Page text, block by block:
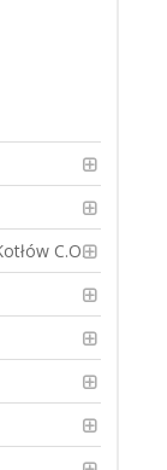
C.O.